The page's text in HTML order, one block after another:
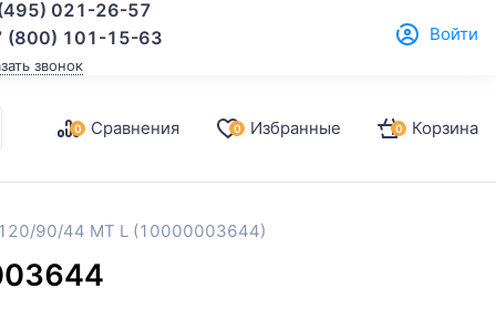
021-26-57
(800) 101-15-63
звонок
Войти
0 Сравнения 0 Избранные 0 Корзина
90/44 MT L (10000003644)